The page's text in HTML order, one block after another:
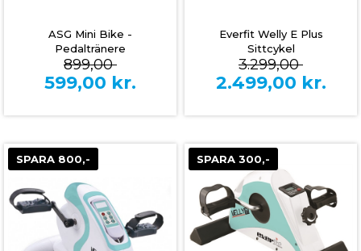
ASG Mini Bike -
Pedaltränere
899,00
599,00 kr.
Everfit Welly E Plus
Sittcykel
3.299,00
2.499,00 kr.
SPARA 800,- SPARA 300,-